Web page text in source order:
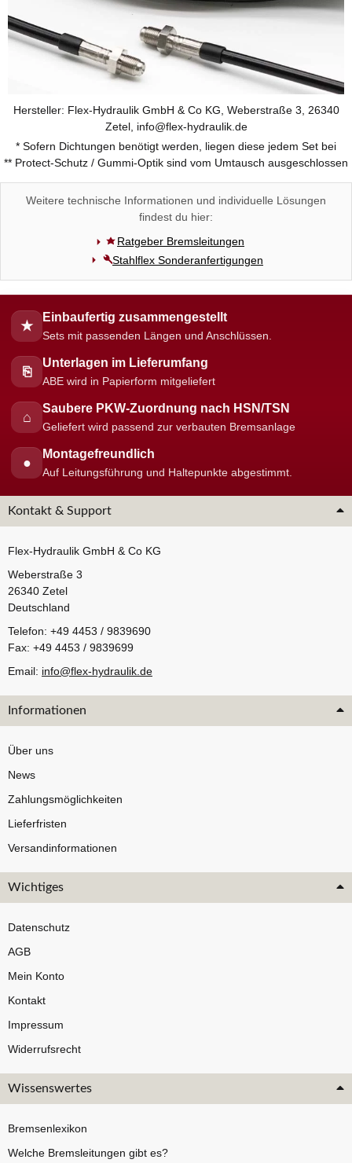
Hersteller: Flex-Hydraulik GmbH & Co KG, Weberstraße 3, 26340
Zetel, info@flex-hydraulik.de
* Sofern Dichtungen benötigt werden, liegen diese jedem Set bei
** Protect-Schutz / Gummi-Optik sind vom Umtausch ausgeschlossen
Weitere technische Informationen und individuelle Lösungen
findest du hier:
Ratgeber Bremsleitungen
Stahlflex Sonderanfertigungen
★
Einbaufertig zusammengestellt
Sets mit passenden Längen und Anschlüssen.
⎘
Unterlagen im Lieferumfang
ABE wird in Papierform mitgeliefert
⌂
Saubere PKW-Zuordnung nach HSN/TSN
Geliefert wird passend zur verbauten Bremsanlage
●
Montagefreundlich
Auf Leitungsführung und Haltepunkte abgestimmt.
Kontakt & Support
Flex-Hydraulik GmbH & Co KG
Weberstraße 3
26340 Zetel
Deutschland
Telefon: +49 4453 / 9839690
Fax: +49 4453 / 9839699
Email: info@flex-hydraulik.de
Informationen
Über uns
News
Zahlungsmöglichkeiten
Lieferfristen
Versandinformationen
Wichtiges
Datenschutz
AGB
Mein Konto
Kontakt
Impressum
Widerrufsrecht
Wissenswertes
Bremsenlexikon
Welche Bremsleitungen gibt es?